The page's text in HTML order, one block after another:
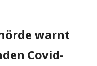
warnt
Covid-